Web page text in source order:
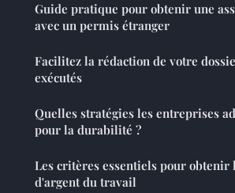
Guide pratique pour obtenir une
avec un permis étranger
Facilitez la rédaction de votre
exécutés
Quelles stratégies les entreprises
pour la durabilité ?
Les critères essentiels pour obtenir
d'argent du travail